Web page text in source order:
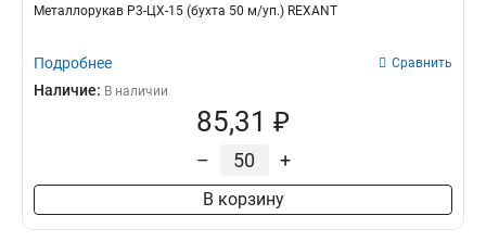
Металлорукав Р3-ЦХ-15 (бухта 50 м/уп.) REXANT
Подробнее Сравнить
Наличие: В наличии
85,31 ₽
– +
В корзину